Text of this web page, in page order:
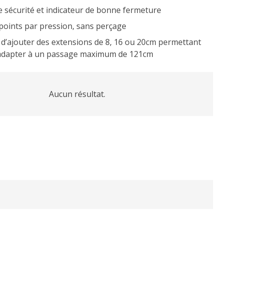
sécurité et indicateur de bonne fermeture
par pression, sans perçage
des extensions de 8, 16 ou 20cm permettant
à un passage maximum de 121cm
Aucun résultat.